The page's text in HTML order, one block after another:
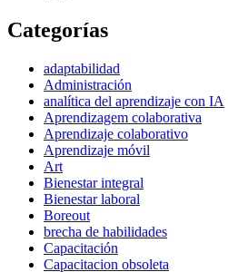
Categorías
adaptabilidad
Administración
analítica del aprendizaje con IA
Aprendizagem colaborativa
Aprendizaje colaborativo
Aprendizaje móvil
Art
Bienestar integral
Bienestar laboral
Boreout
brecha de habilidades
Capacitación
Capacitacion obsoleta